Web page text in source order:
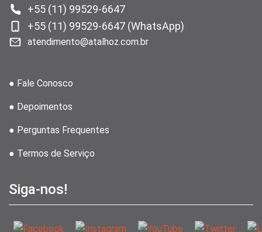
+55 (11) 99529-6647
+55 (11) 99529-6647 (WhatsApp)
atendimento@atalhoz.com.br
● Fale Conosco
● Depoimentos
● Perguntas Frequentes
● Termos de Serviço
Siga-nos!